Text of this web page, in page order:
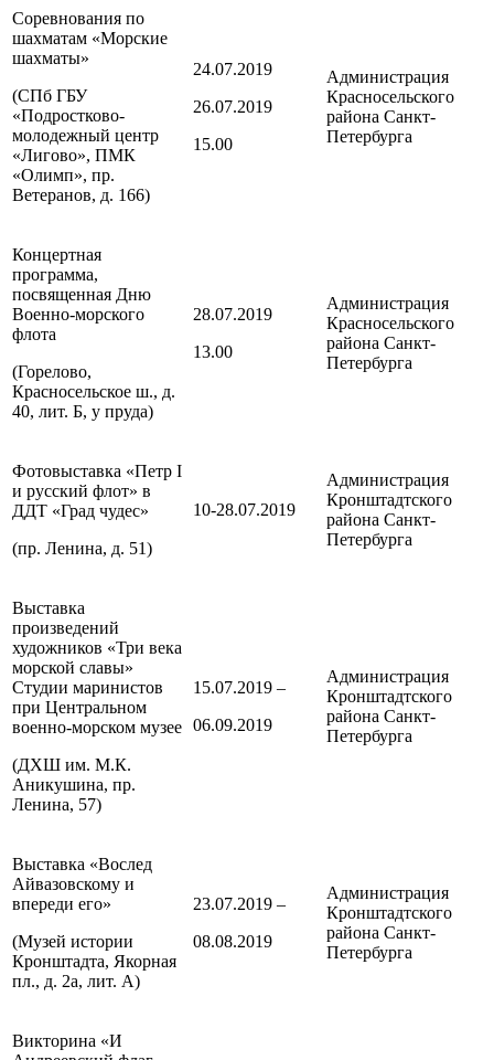
Соревнования по
шахматам «Морские
шахматы»
(СПб ГБУ
«Подростково-
молодежный центр
«Лигово», ПМК
«Олимп», пр.
Ветеранов, д. 166)
24.07.2019
26.07.2019
15.00
Администрация
Красносельского
района Санкт-
Петербурга
Концертная
программа,
посвященная Дню
Военно-морского
флота
(Горелово,
Красносельское ш., д.
40, лит. Б, у пруда)
28.07.2019
13.00
Администрация
Красносельского
района Санкт-
Петербурга
Фотовыставка «Петр I
и русский флот» в
ДДТ «Град чудес»
(пр. Ленина, д. 51)
10-28.07.2019
Администрация
Кронштадтского
района Санкт-
Петербурга
Выставка
произведений
художников «Три века
морской славы»
Студии маринистов
при Центральном
военно-морском музее
(ДХШ им. М.К.
Аникушина, пр.
Ленина, 57)
15.07.2019 –
06.09.2019
Администрация
Кронштадтского
района Санкт-
Петербурга
Выставка «Вослед
Айвазовскому и
впереди его»
(Музей истории
Кронштадта, Якорная
пл., д. 2а, лит. А)
23.07.2019 –
08.08.2019
Администрация
Кронштадтского
района Санкт-
Петербурга
Викторина «И